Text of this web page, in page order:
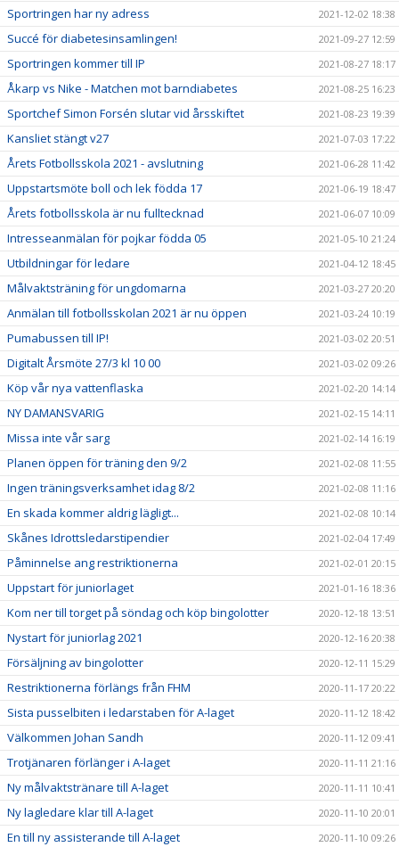
Sportringen har ny adress 2021-12-02 18:38
Succé för diabetesinsamlingen! 2021-09-27 12:59
Sportringen kommer till IP 2021-08-27 18:17
Åkarp vs Nike - Matchen mot barndiabetes 2021-08-25 16:23
Sportchef Simon Forsén slutar vid årsskiftet 2021-08-23 19:39
Kansliet stängt v27 2021-07-03 17:22
Årets Fotbollsskola 2021 - avslutning 2021-06-28 11:42
Uppstartsmöte boll och lek födda 17 2021-06-19 18:47
Årets fotbollsskola är nu fulltecknad 2021-06-07 10:09
Intresseanmälan för pojkar födda 05 2021-05-10 21:24
Utbildningar för ledare 2021-04-12 18:45
Målvaktsträning för ungdomarna 2021-03-27 20:20
Anmälan till fotbollsskolan 2021 är nu öppen 2021-03-24 10:19
Pumabussen till IP! 2021-03-02 20:51
Digitalt Årsmöte 27/3 kl 10 00 2021-03-02 09:26
Köp vår nya vattenflaska 2021-02-20 14:14
NY DAMANSVARIG 2021-02-15 14:11
Missa inte vår sarg 2021-02-14 16:19
Planen öppen för träning den 9/2 2021-02-08 11:55
Ingen träningsverksamhet idag 8/2 2021-02-08 11:16
En skada kommer aldrig lägligt... 2021-02-08 10:14
Skånes Idrottsledarstipendier 2021-02-04 17:49
Påminnelse ang restriktionerna 2021-02-01 20:15
Uppstart för juniorlaget 2021-01-16 18:36
Kom ner till torget på söndag och köp bingolotter 2020-12-18 13:51
Nystart för juniorlag 2021 2020-12-16 20:38
Försäljning av bingolotter 2020-12-11 15:29
Restriktionerna förlängs från FHM 2020-11-17 20:22
Sista pusselbiten i ledarstaben för A-laget 2020-11-12 18:42
Välkommen Johan Sandh 2020-11-12 09:41
Trotjänaren förlänger i A-laget 2020-11-11 21:16
Ny målvaktstränare till A-laget 2020-11-11 10:41
Ny lagledare klar till A-laget 2020-11-10 20:01
En till ny assisterande till A-laget 2020-11-10 09:26